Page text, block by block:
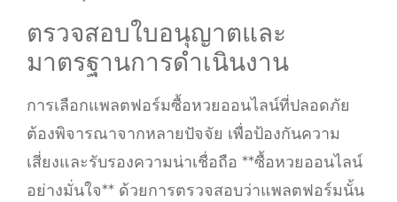
ตรวจสอบใบอนุญาตและ
มาตรฐานการดำเนินงาน
การเลือกแพลตฟอร์มซื้อหวยออนไลน์ที่ปลอดภัย
ต้องพิจารณาจากหลายปัจจัย เพื่อป้องกันความ
เสี่ยงและรับรองความน่าเชื่อถือ **ซื้อหวยออนไลน์
อย่างมั่นใจ** ด้วยการตรวจสอบว่าแพลตฟอร์มนั้น